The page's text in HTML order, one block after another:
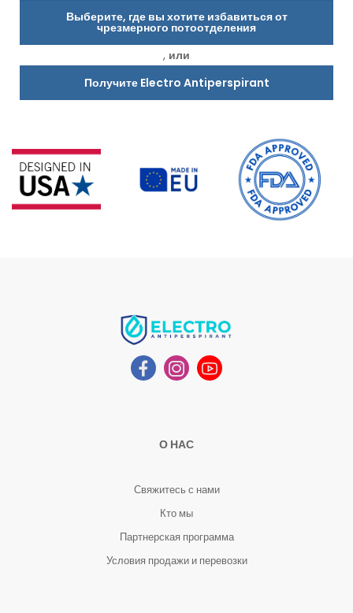
Выберите, где вы хотите избавиться от
чрезмерного потоотделения
, или
Получите Electro Antiperspirant
О НАС
Свяжитесь с нами
Кто мы
Партнерская программа
Условия продажи и перевозки